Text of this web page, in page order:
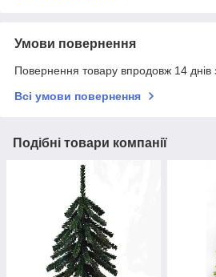
Умови повернення
Повернення товару впродовж 14 днів
Всі умови повернення
Подібні товари компанії